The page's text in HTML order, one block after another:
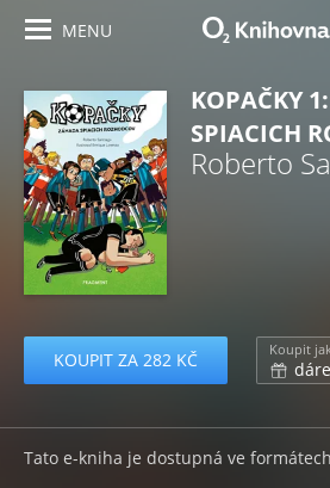
MENU
KOPAČKY
SPIACICH
Roberto
KOUPIT ZA 282 KČ Koupit
Tato e-kniha je dostupná ve